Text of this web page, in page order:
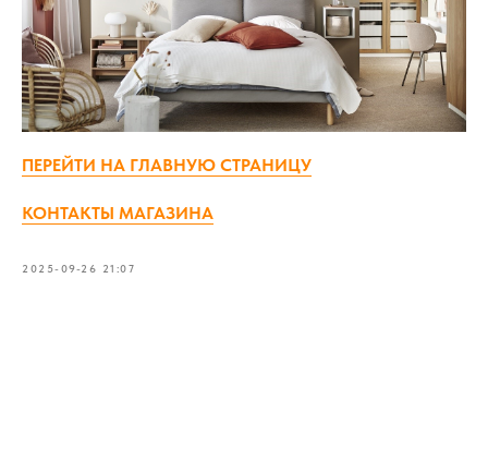
ПЕРЕЙТИ НА ГЛАВНУЮ СТРАНИЦУ
КОНТАКТЫ МАГАЗИНА
2025-09-26 21:07